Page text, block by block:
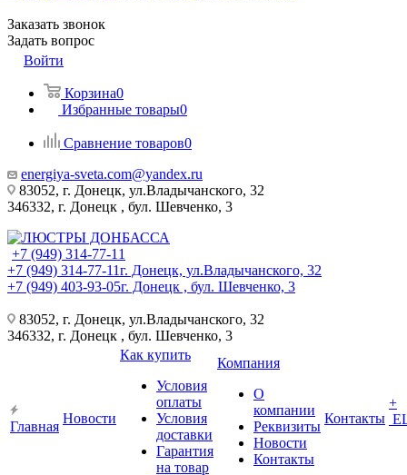
Заказать звонок
Задать вопрос
Войти
Корзина0
Избранные товары0
Сравнение товаров0
energiya-sveta.com@yandex.ru
83052, г. Донецк, ул.Владычанского, 32
346332, г. Донецк , бул. Шевченко, 3
+7 (949) 314-77-11
+7 (949) 314-77-11г. Донецк, ул.Владычанского, 32
+7 (949) 403-93-05г. Донецк , бул. Шевченко, 3
83052, г. Донецк, ул.Владычанского, 32
346332, г. Донецк , бул. Шевченко, 3
Главная
Новости
Как купить
Условия
оплаты
Условия
доставки
Гарантия
на товар
Компания
О
компании
Реквизиты
Новости
Контакты
Контакты
+